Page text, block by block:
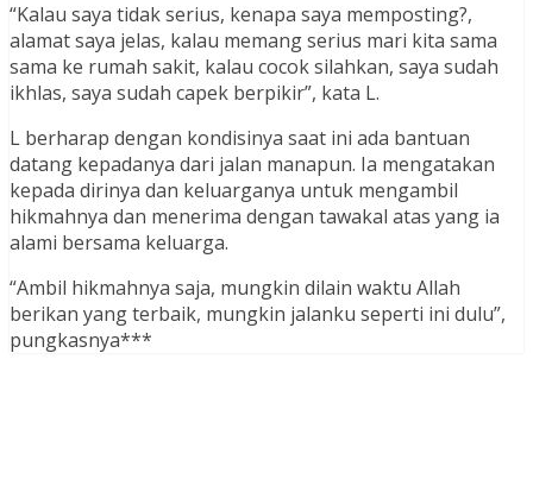
“Kalau saya tidak serius, kenapa saya memposting?,
alamat saya jelas, kalau memang serius mari kita sama
sama ke rumah sakit, kalau cocok silahkan, saya sudah
ikhlas, saya sudah capek berpikir”, kata L.
L berharap dengan kondisinya saat ini ada bantuan
datang kepadanya dari jalan manapun. Ia mengatakan
kepada dirinya dan keluarganya untuk mengambil
hikmahnya dan menerima dengan tawakal atas yang ia
alami bersama keluarga.
“Ambil hikmahnya saja, mungkin dilain waktu Allah
berikan yang terbaik, mungkin jalanku seperti ini dulu”,
pungkasnya***